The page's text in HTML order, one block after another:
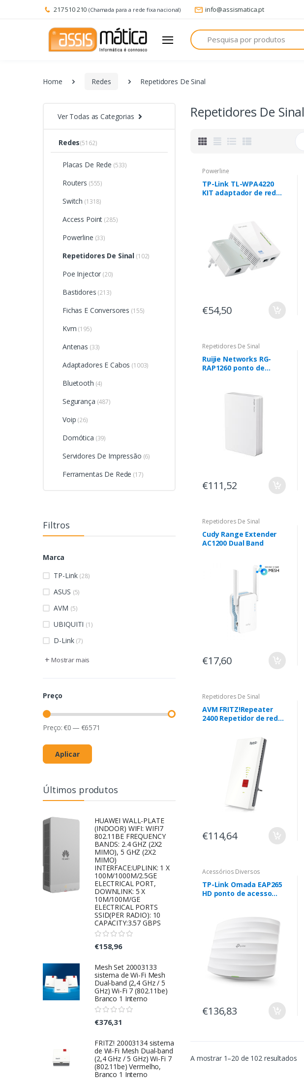
217 510 210 (Chamada para a rede fixa nacional) info@assismatica.pt
Pesquisa
Home Redes Repetidores De Sinal
Ver Todas as Categorias
Redes(5162)
Placas De Rede (533)
Routers (555)
Switch (1318)
Access Point (285)
Powerline (33)
Repetidores De Sinal (102)
Poe Injector (20)
Bastidores (213)
Fichas E Conversores (155)
Kvm (195)
Antenas (33)
Adaptadores E Cabos (1003)
Bluetooth (4)
Segurança (487)
Voip (26)
Domótica (39)
Servidores De Impressão (6)
Ferramentas De Rede (17)
Filtros
Marca
TP-Link (28)
ASUS (5)
AVM (5)
UBIQUITI (1)
D-Link (7)
+ Mostrar mais
Preço
Preço:€0 — €6571
Aplicar
Últimos produtos
HUAWEI WALL-PLATE
(INDOOR) WIFI: WIFI7
802.11BE FREQUENCY
BANDS: 2.4 GHZ (2X2
MIMO), 5 GHZ (2X2
MIMO)
INTERFACE:UPLINK: 1 X
100M/1000M/2.5GE
ELECTRICAL PORT,
DOWNLINK: 5 X
10M/100M/GE
ELECTRICAL PORTS
SSID(PER RADIO): 10
CAPACITY:3.57 GBPS
€158,96
Mesh Set 20003133
sistema de Wi-Fi Mesh
Dual-band (2,4 GHz / 5
GHz) Wi-Fi 7 (802.11be)
Branco 1 Interno
€376,31
FRITZ! 20003134 sistema
de Wi-Fi Mesh Dual-band
(2,4 GHz / 5 GHz) Wi-Fi 7
(802.11be) Vermelho,
Branco 1 Interno
Repetidores De Sinal
Powerline
TP-Link TL-WPA4220
KIT adaptador de rede
€54,50
Repetidores De Sinal
Ruijie Networks RG-
RAP1260 ponto de
over Ethernet (PoE)
€111,52
Repetidores De Sinal
Cudy Range Extender
AC1200 Dual Band
€17,60
Repetidores De Sinal
AVM FRITZ!Repeater
2400 Repetidor de rede
€114,64
Acessórios Diversos
TP-Link Omada EAP265
HD ponto de acesso
Ethernet (PoE)
€136,83
A mostrar 1–20 de 102 resultados